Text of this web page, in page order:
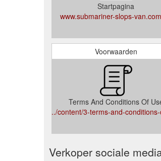
Startpagina
www.submariner-slops-
Voorwaarden
Terms And Conditions Of
../content/3-terms-and-
Verkoper sociale